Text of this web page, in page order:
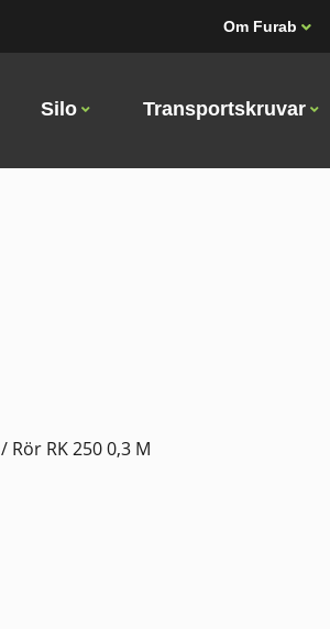
Om Furab
Silo Transportskruvar
/ Rör RK 250 0,3 M